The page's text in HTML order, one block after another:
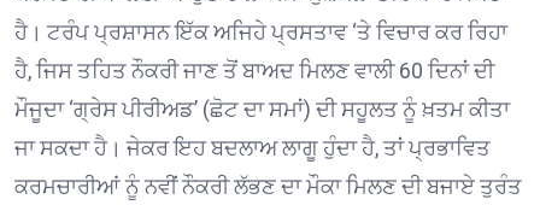
ਹੈ। ਟਰੰਪ ਪ੍ਰਸ਼ਾਸਨ ਇੱਕ ਅਜਿਹੇ ਪ੍ਰਸਤਾਵ ‘ਤੇ ਵਿਚਾਰ ਕਰ ਰਿਹਾ
ਹੈ, ਜਿਸ ਤਹਿਤ ਨੌਕਰੀ ਜਾਣ ਤੋਂ ਬਾਅਦ ਮਿਲਣ ਵਾਲੀ 60 ਦਿਨਾਂ ਦੀ
ਮੌਜੂਦਾ ‘ਗ੍ਰੇਸ ਪੀਰੀਅਡ’ (ਛੋਟ ਦਾ ਸਮਾਂ) ਦੀ ਸਹੂਲਤ ਨੂੰ ਖ਼ਤਮ ਕੀਤਾ
ਜਾ ਸਕਦਾ ਹੈ। ਜੇਕਰ ਇਹ ਬਦਲਾਅ ਲਾਗੂ ਹੁੰਦਾ ਹੈ, ਤਾਂ ਪ੍ਰਭਾਵਿਤ
ਕਰਮਚਾਰੀਆਂ ਨੂੰ ਨਵੀਂ ਨੌਕਰੀ ਲੱਭਣ ਦਾ ਮੌਕਾ ਮਿਲਣ ਦੀ ਬਜਾਏ ਤੁਰੰਤ